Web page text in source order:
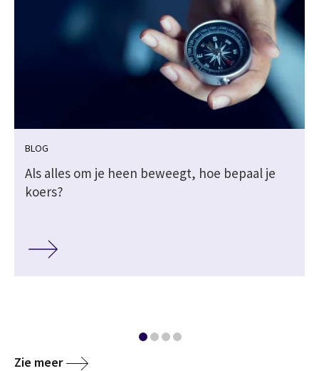
BLOG
Als alles om je heen beweegt, hoe bepaal je
koers?
Zie meer